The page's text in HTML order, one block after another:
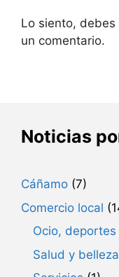
Lo siento, debes
un comentario.
Noticias
Cáñamo (7)
Comercio local
Ocio,
Salud y belleza